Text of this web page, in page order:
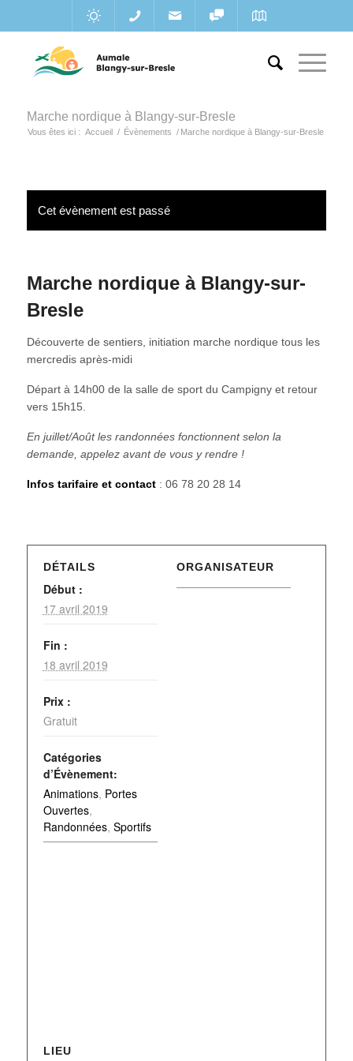
Marche nordique à Blangy-sur-Bresle
Vous êtes ici : Accueil / Évènements / Marche nordique à Blangy-sur-Bresle
Cet évènement est passé
Marche nordique à Blangy-sur-
Bresle
Découverte de sentiers, initiation marche nordique tous les
mercredis après-midi
Départ à 14h00 de la salle de sport du Campigny et retour
vers 15h15.
En juillet/Août les randonnées fonctionnent selon la
demande, appelez avant de vous y rendre !
Infos tarifaire et contact: 06 78 20 28 14
DÉTAILS
Début :
17 avril 2019
Fin :
18 avril 2019
Prix :
Gratuit
Catégories
d’Évènement:
Animations, Portes
Ouvertes,
Randonnées, Sportifs
ORGANISATEUR
LIEU